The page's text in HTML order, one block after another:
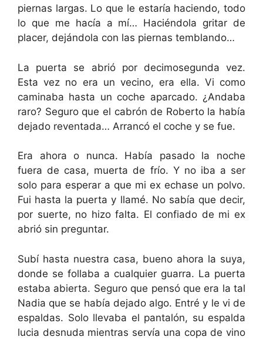
piernas largas. Lo que le estaría haciendo, todo
lo que me hacía a mí… Haciéndola gritar de
placer, dejándola con las piernas temblando…
La puerta se abrió por decimosegunda vez.
Esta vez no era un vecino, era ella. Vi como
caminaba hasta un coche aparcado. ¿Andaba
raro? Seguro que el cabrón de Roberto la había
dejado reventada… Arrancó el coche y se fue.
Era ahora o nunca. Había pasado la noche
fuera de casa, muerta de frío. Y no iba a ser
solo para esperar a que mi ex echase un polvo.
Fui hasta la puerta y llamé. No sabía que decir,
por suerte, no hizo falta. El confiado de mi ex
abrió sin preguntar.
Subí hasta nuestra casa, bueno ahora la suya,
donde se follaba a cualquier guarra. La puerta
estaba abierta. Seguro que pensó que era la tal
Nadia que se había dejado algo. Entré y le vi de
espaldas. Solo llevaba el pantalón, su espalda
lucia desnuda mientras servía una copa de vino